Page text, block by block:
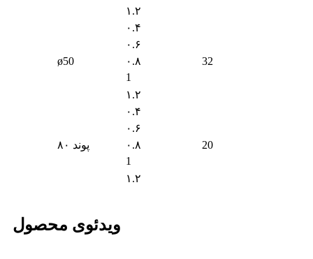
۱.۲
ø50
۰.۴
32
۰.۶
۰.۸
1
۱.۲
۸۰ پوند
۰.۴
20
۰.۶
۰.۸
1
۱.۲
ویدئوی محصول